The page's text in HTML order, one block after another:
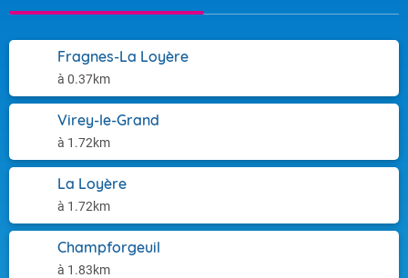
Fragnes-La Loyère
à 0.37km
Virey-le-Grand
à 1.72km
La Loyère
à 1.72km
Champforgeuil
à 1.83km